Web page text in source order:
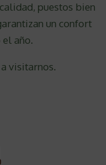
puestos bien
un confort
año.
visitarnos.